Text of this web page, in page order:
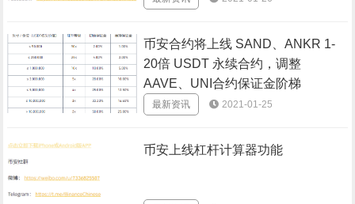
币安合约将上线 SAND、ANKR 1-
20倍 USDT 永续合约，调整
AAVE、UNI合约保证金阶梯
最新资讯 2021-01-25
币安上线杠杆计算器功能